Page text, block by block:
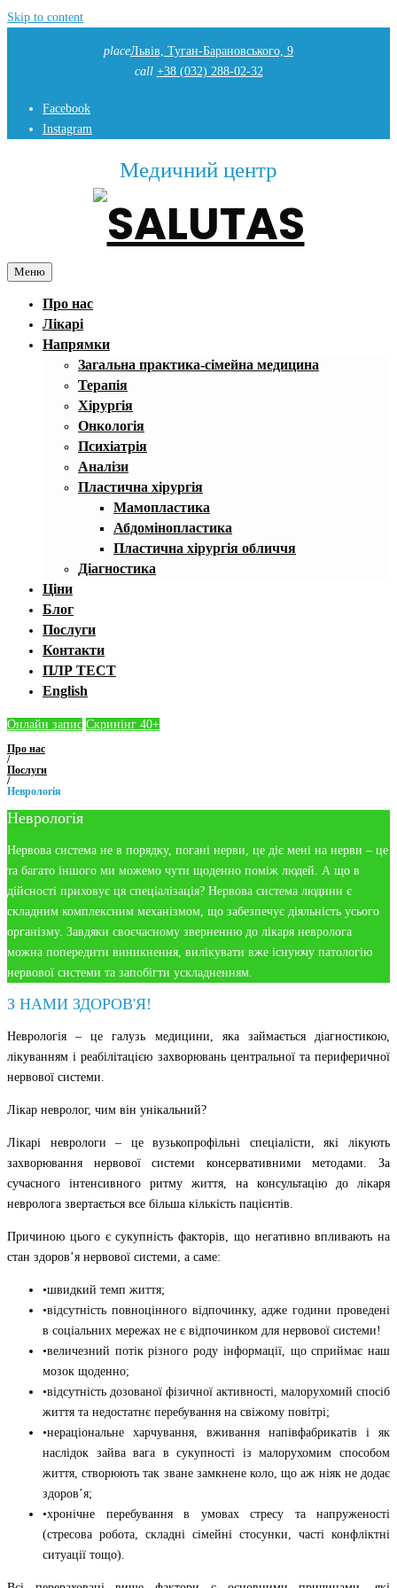
Skip to content
placeЛьвів, Туган-Барановського, 9
call +38 (032) 288-02-32
Facebook
Instagram
Медичний центр
Меню
Про нас
Лікарі
Напрямки
Загальна практика-сімейна медицина
Терапія
Хірургія
Онкологія
Психіатрія
Аналізи
Пластична хірургія
Мамопластика
Абдомінопластика
Пластична хірургія обличчя
Діагностика
Ціни
Блог
Послуги
Контакти
ПЛР ТЕСТ
English
Онлайн запис Скринінг 40+
Про нас
/
Послуги
/
Неврологія
Неврологія
Нервова система не в порядку, погані нерви, це діє мені на нерви – це
та багато іншого ми можемо чути щоденно поміж людей. А що в
дійсності приховує ця спеціалізація? Нервова система людини є
складним комплексним механізмом, що забезпечує діяльність усього
організму. Завдяки своєчасному зверненню до лікаря невролога
можна попередити виникнення, вилікувати вже існуючу патологію
нервової системи та запобігти ускладненням.
З НАМИ ЗДОРОВ'Я!
Неврологія – це галузь медицини, яка займається діагностикою,
лікуванням і реабілітацією захворювань центральної та периферичної
нервової системи.
Лікар невролог, чим він унікальний?
Лікарі неврологи – це вузькопрофільні спеціалісти, які лікують
захворювання нервової системи консервативними методами. За
сучасного інтенсивного ритму життя, на консультацію до лікаря
невролога звертається все більша кількість пацієнтів.
Причиною цього є сукупність факторів, що негативно впливають на
стан здоров’я нервової системи, а саме:
•швидкий темп життя;
•відсутність повноцінного відпочинку, адже години проведені
в соціальних мережах не є відпочинком для нервової системи!
•величезний потік різного роду інформації, що сприймає наш
мозок щоденно;
•відсутність дозованої фізичної активності, малорухомий спосіб
життя та недостатнє перебування на свіжому повітрі;
•нераціональне харчування, вживання напівфабрикатів і як
наслідок зайва вага в сукупності із малорухомим способом
життя, створюють так зване замкнене коло, що аж ніяк не додає
здоров’я;
•хронічне перебування в умовах стресу та напруженості
(стресова робота, складні сімейні стосунки, часті конфліктні
ситуації тощо).